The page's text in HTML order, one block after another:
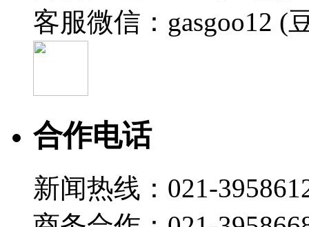
客服微信：gasgoo12 (
合作电话
新闻热线：021-